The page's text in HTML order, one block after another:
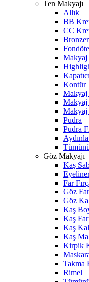
Ten Makyajı
Allık
BB
CC
Bronzer
Makyaj
Kapatıcı
Kontür
Makyaj
Makyaj
Makyaj
Pudra
Pudra
Göz Makyajı
Kaş
Eyeliner
Far
Göz
Göz
Kaş
Kaş Farı
Kaş
Kaş
Kirpik
Maskara
Takma
Rimel